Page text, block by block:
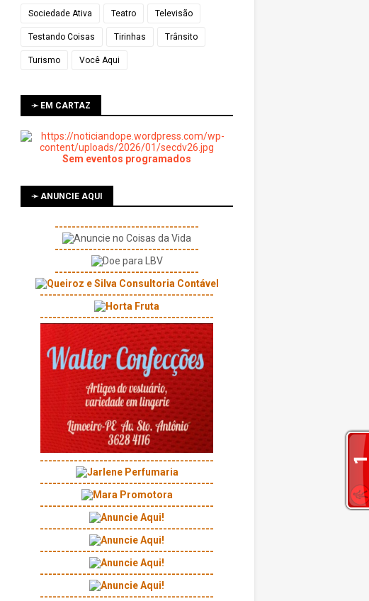
Sociedade Ativa Teatro Televisão
Testando Coisas Tirinhas Trânsito
Turismo Você Aqui
➛ EM CARTAZ
Sem eventos programados
➛ ANUNCIE AQUI
----------------------------------
----------------------------------
----------------------------------
-----------------------------------------
-----------------------------------------
-----------------------------------------
-----------------------------------------
-----------------------------------------
-----------------------------------------
-----------------------------------------
-----------------------------------------
-----------------------------------------